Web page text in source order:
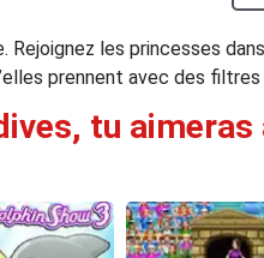
les princesses
prennent avec des
tu aimeras